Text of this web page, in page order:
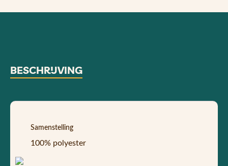
BESCHRIJVING
Samenstelling
100% polyester